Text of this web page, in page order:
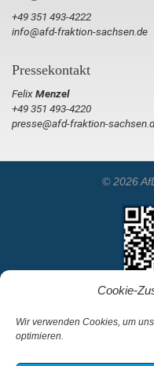
Cookie-
Wir verwenden Cookies, um
optimieren.
+49 351 493-4222
info@afd-fraktion-sachsen.de
Pressekontakt
FelixMenzel
+49 351 493-4220
presse@afd-fraktion-
© 2026